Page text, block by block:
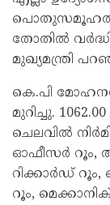
തോതിൽ
മുഖ്യമന്ത്രി
കെ.പി
മുറിച്ചു.
ചെലവിൽ
ഓഫീസർ റൂം,
റിക്കാർഡ്
റൂം,